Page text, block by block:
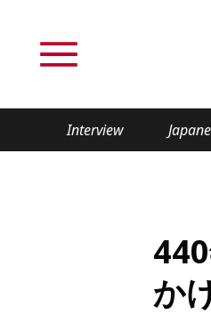
Interview
Politics
Tech/
か